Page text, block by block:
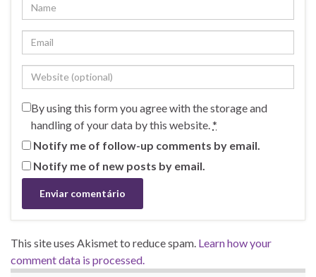
By using this form you agree with the storage and
handling of your data by this website. *
Notify me of follow-up comments by email.
Notify me of new posts by email.
This site uses Akismet to reduce spam. Learn how your
comment data is processed.